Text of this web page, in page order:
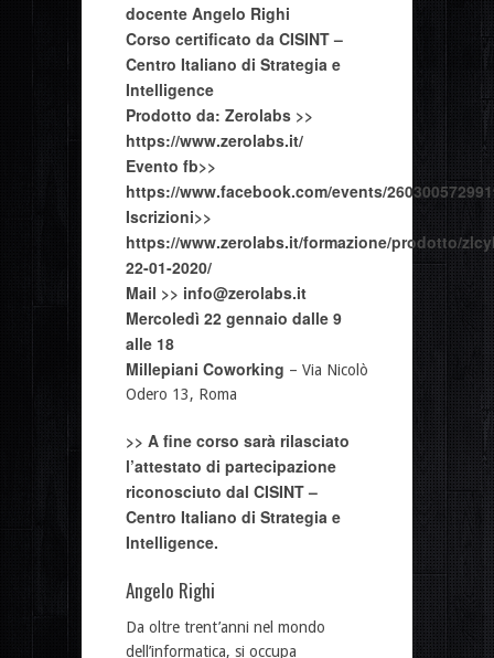
docente Angelo Righi
Corso certificato da CISINT –
Centro Italiano di Strategia e
Intelligence
Prodotto da: Zerolabs >>
https://www.zerolabs.it/
Evento fb>>
https://www.facebook.com/events/
Iscrizioni>>
https://www.zerolabs.it/formazione/prodotto/
22-01-2020/
Mail >> info@zerolabs.it
Mercoledì 22 gennaio dalle 9
alle 18
Millepiani Coworking – Via Nicolò
Odero 13, Roma
>> A fine corso sarà rilasciato
l’attestato di partecipazione
riconosciuto dal CISINT –
Centro Italiano di Strategia e
Intelligence.
Angelo Righi
Da oltre trent’anni nel mondo
dell’informatica, si occupa